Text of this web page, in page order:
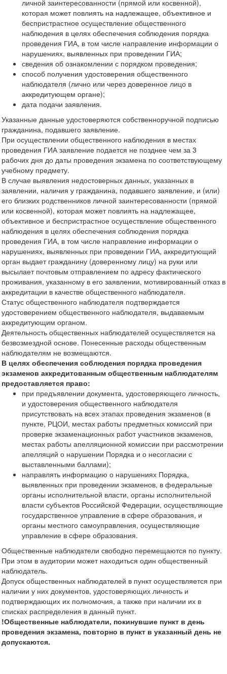
личной заинтересованности (прямой или косвенной),
которая может повлиять на надлежащее, объективное и
беспристрастное осуществление общественного
наблюдения в целях обеспечения соблюдения порядка
проведения ГИА, в том числе направление информации о
нарушениях, выявленных при проведении ГИА;
сведения об ознакомлении с порядком проведения;
способ получения удостоверения общественного
наблюдателя (лично или через доверенное лицо в
аккредитующем органе);
дата подачи заявления.
Указанные данные удостоверяются собственноручной подписью
гражданина, подавшего заявление.
При осуществлении общественного наблюдения в местах
проведения ГИА заявление подается не позднее чем за 3
рабочих дня до даты проведения экзамена по соответствующему
учебному предмету.
В случае выявления недостоверных данных, указанных в
заявлении, наличия у гражданина, подавшего заявление, и (или)
его близких родственников личной заинтересованности (прямой
или косвенной), которая может повлиять на надлежащее,
объективное и беспристрастное осуществление общественного
наблюдения в целях обеспечения соблюдения порядка
проведения ГИА, в том числе направление информации о
нарушениях, выявленных при проведении ГИА, аккредитующий
орган выдает гражданину (доверенному лицу) на руки или
высылает почтовым отправлением по адресу фактического
проживания, указанному в его заявлении, мотивированный отказ в
аккредитации в качестве общественного наблюдателя.
Статус общественного наблюдателя подтверждается
удостоверением общественного наблюдателя, выдаваемым
аккредитующим органом.
Деятельность общественных наблюдателей осуществляется на
безвозмездной основе. Понесенные расходы общественным
наблюдателям не возмещаются.
В целях обеспечения соблюдения порядка проведения
экзаменов аккредитованным общественным наблюдателям
предоставляется право:
при предъявлении документа, удостоверяющего личность,
и удостоверения общественного наблюдателя
присутствовать на всех этапах проведения экзаменов (в
пункте, РЦОИ, местах работы предметных комиссий при
проверке экзаменационных работ участников экзаменов,
местах работы апелляционной комиссии при рассмотрении
апелляций о нарушении Порядка и о несогласии с
выставленными баллами);
направлять информацию о нарушениях Порядка,
выявленных при проведении экзаменов, в федеральные
органы исполнительной власти, органы исполнительной
власти субъектов Российской Федерации, осуществляющие
государственное управление в сфере образования, и
органы местного самоуправления, осуществляющие
управление в сфере образования.
Общественные наблюдатели свободно перемещаются по пункту.
При этом в аудитории может находиться один общественный
наблюдатель.
Допуск общественных наблюдателей в пункт осуществляется при
наличии у них документов, удостоверяющих личность и
подтверждающих их полномочия, а также при наличии их в
списках распределения в данный пункт.
!Общественные наблюдатели, покинувшие пункт в день
проведения экзамена, повторно в пункт в указанный день не
допускаются.